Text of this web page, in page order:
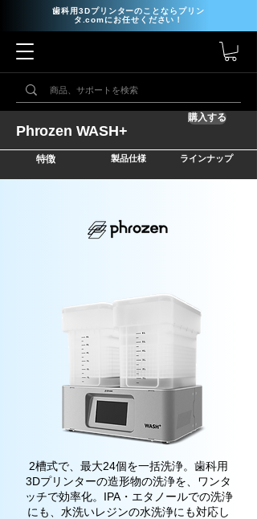
歯科用3Dプリンターのことならプリン
タ.comにお任せください！
Phrozen WASH+
購入する
特徴 製品仕様 ラインナップ
2槽式で、最大24個を一括洗浄。歯科用
3Dプリンターの造形物の洗浄を、ワンタ
ッチで効率化。IPA・エタノールでの洗浄
にも、水洗いレジンの水洗浄にも対応し